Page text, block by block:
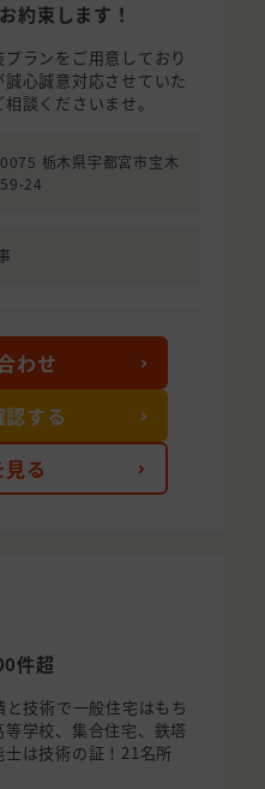
約束します！
ランをご用意しており
心誠意対応させていた
談くださいませ。
栃木県宇都宮市宝木
24
る
わせ
する
件超
技術で一般住宅はもち
学校、集合住宅、鉄塔
は技術の証！21名所